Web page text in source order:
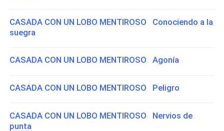
CASADA CON UN LOBO MENTIROSO Conociendo a la
suegra
CASADA CON UN LOBO MENTIROSO Agonía
CASADA CON UN LOBO MENTIROSO Peligro
CASADA CON UN LOBO MENTIROSO Nervios de
punta